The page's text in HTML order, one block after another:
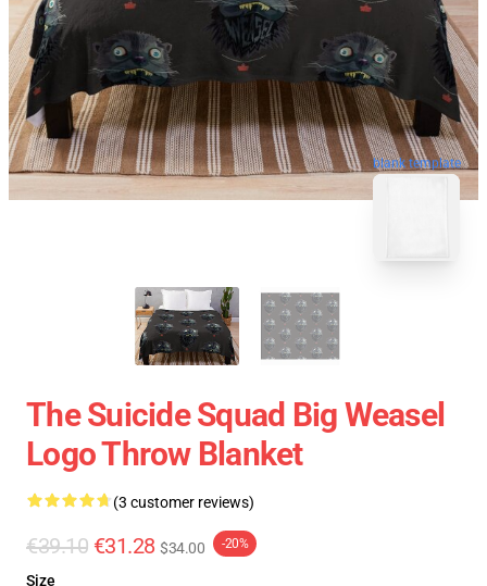
blank template
The Suicide Squad Big Weasel
Logo Throw Blanket
(3 customer reviews)
€39.10 €31.28 $34.00 -20%
Size